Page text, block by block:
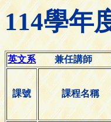
114學年
英文系兼任講師
課號 課程名稱